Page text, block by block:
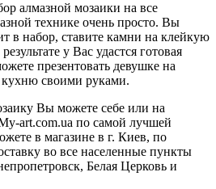
алмазной мозаики на все
технике очень просто. Вы
в набор, ставите камни на клейкую
у Вас удастся готовая
презентовать девушке на
своими руками.
Вы можете себе или на
art.com.ua по самой лучшей
в магазине в г. Киев, по
во все населенные пункты
Белая Церковь и